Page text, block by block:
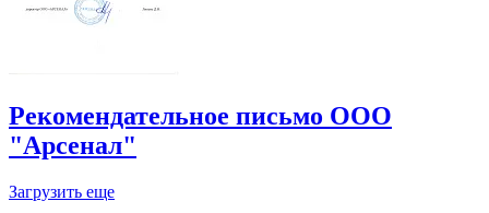
Рекомендательное письмо ООО
"Арсенал"
Загрузить еще